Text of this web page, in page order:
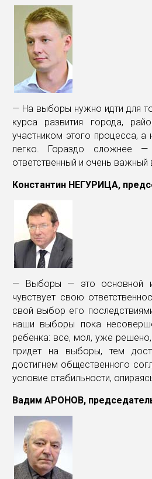
— На выборы нужно идти для
курса развития города,
участником этого процесса,
легко. Гораздо сложнее —
ответственный и очень важный
Константин НЕГУРИЦА,
— Выборы — это основной
чувствует свою
свой выбор его
наши выборы пока
ребенка: все, мол, уже
придет на выборы, тем
достигнем общественного
условие стабильности,
Вадим АРОНОВ,